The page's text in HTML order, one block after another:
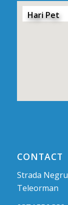
Hari Pet
CONTACT
Strada
Teleorman